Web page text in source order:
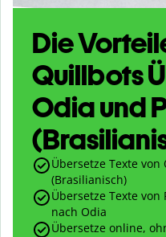
Die
Quillbots
Odia und
Übersetze Texte
(Brasilianisch)
Übersetze Texte
nach Odia
Übersetze online,